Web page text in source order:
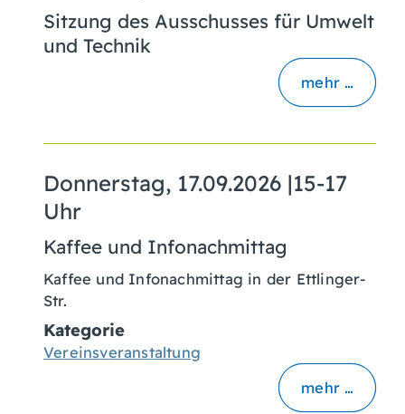
Sitzung des Ausschusses für Umwelt
und Technik
mehr …
Donnerstag, 17.09.2026 |15-17
Uhr
Kaffee und Infonachmittag
Kaffee und Infonachmittag in der Ettlinger-
Str.
Kategorie
Vereinsveranstaltung
mehr …